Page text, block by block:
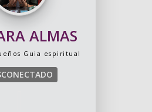
ALMAS
Guia espiritual